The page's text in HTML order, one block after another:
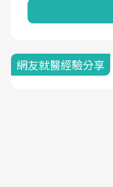
網友就醫經驗分享